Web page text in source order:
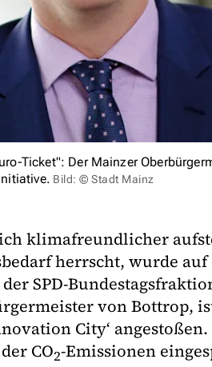
Ticket": Der Mainzer
Bild: © Stadt Mainz
klimafreundlicher
herrscht, wurde auf
SPD-
von Bottrop,
City‘
CO2-Emissionen